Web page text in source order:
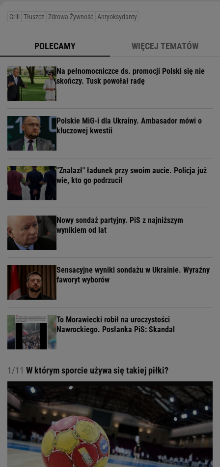
Grill Tłuszcz Zdrowa Żywność Antyoksydanty
POLECAMY WIĘCEJ TEMATÓW
Na pełnomocniczce ds. promocji Polski się nie
skończy. Tusk powołał radę
Polskie MiG-i dla Ukrainy. Ambasador mówi o
kluczowej kwestii
"Znalazł" ładunek przy swoim aucie. Policja już
wie, kto go podrzucił
Nowy sondaż partyjny. PiS z najniższym
wynikiem od lat
Sensacyjne wyniki sondażu w Ukrainie. Wyraźny
faworyt wyborów
To Morawiecki robił na uroczystości
Nawrockiego. Posłanka PiS: Skandal
1/11 W którym sporcie używa się takiej piłki?